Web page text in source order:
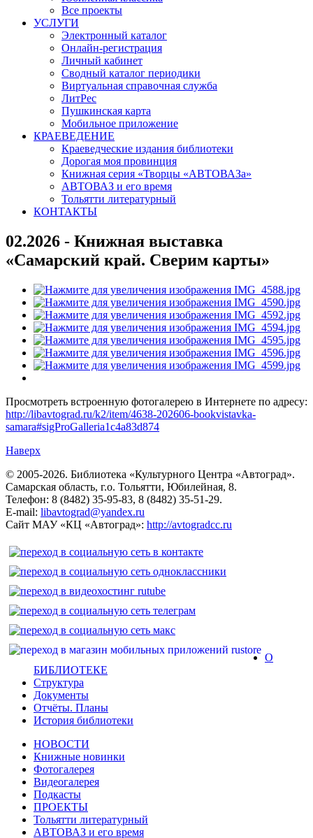
Все проекты
УСЛУГИ
Электронный каталог
Онлайн-регистрация
Личный кабинет
Сводный каталог периодики
Виртуальная справочная служба
ЛитРес
Пушкинская карта
Мобильное приложение
КРАЕВЕДЕНИЕ
Краеведческие издания библиотеки
Дорогая моя провинция
Книжная серия «Творцы «АВТОВАЗа»
АВТОВАЗ и его время
Тольятти литературный
КОНТАКТЫ
02.2026 - Книжная выставка
«Самарский край. Сверим карты»
Просмотреть встроенную фотогалерею в Интернете по адресу:
http://libavtograd.ru/k2/item/4638-202606-bookvistavka-
samara#sigProGalleria1c4a83d874
Наверх
© 2005-2026. Библиотека «Культурного Центра «Автоград».
Самарская область, г.о. Тольятти, Юбилейная, 8.
Телефон: 8 (8482) 35-95-83, 8 (8482) 35-51-29.
E-mail: libavtograd@yandex.ru
Сайт МАУ «КЦ «Автоград»: http://avtogradcc.ru
О
БИБЛИОТЕКЕ
Структура
Документы
Отчёты. Планы
История библиотеки
НОВОСТИ
Книжные новинки
Фотогалерея
Видеогалерея
Подкасты
ПРОЕКТЫ
Тольятти литературный
АВТОВАЗ и его время